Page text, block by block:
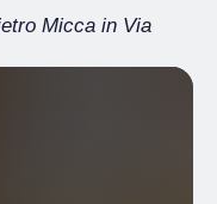
Micca in Via